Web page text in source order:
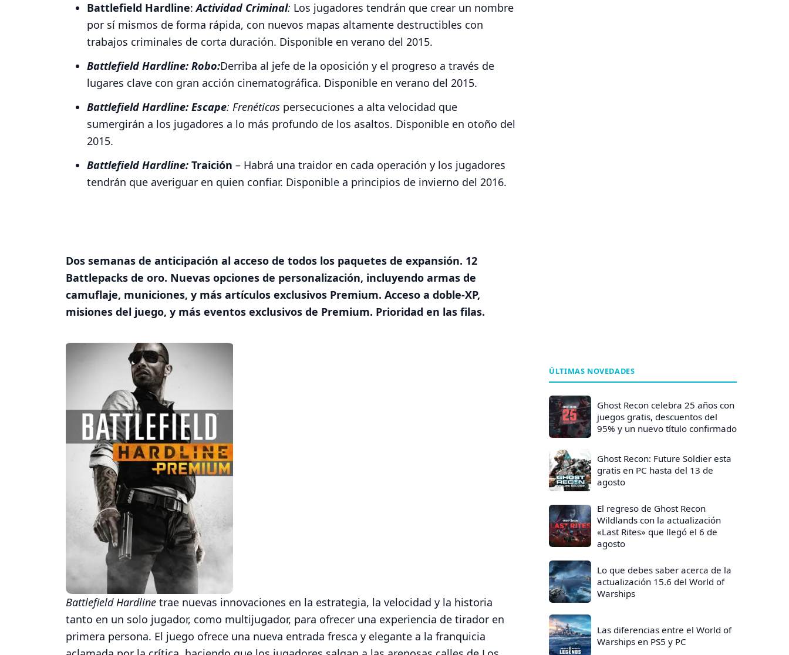
Battlefield Hardline:Actividad Criminal: Los jugadores tendrán que crear un nombre
por sí mismos de forma rápida, con nuevos mapas altamente destructibles con
trabajos criminales de corta duración. Disponible en verano del 2015.
Battlefield Hardline: Robo:Derriba al jefe de la oposición y el progreso a través de
lugares clave con gran acción cinematográfica. Disponible en verano del 2015.
Battlefield Hardline: Escape: Frenéticas persecuciones a alta velocidad que
sumergirán a los jugadores a lo más profundo de los asaltos. Disponible en otoño del
2015.
Battlefield Hardline: Traición – Habrá una traidor en cada operación y los jugadores
tendrán que averiguar en quien confiar. Disponible a principios de invierno del 2016.
Dos semanas de anticipación al acceso de todos los paquetes de expansión. 12
Battlepacks de oro. Nuevas opciones de personalización, incluyendo armas de
camuflaje, municiones, y más artículos exclusivos Premium. Acceso a doble-XP,
misiones del juego, y más eventos exclusivos de Premium. Prioridad en las filas.
Battlefield Hardline trae nuevas innovaciones en la estrategia, la velocidad y la historia
tanto en un solo jugador, como multijugador, para ofrecer una experiencia de tirador en
primera persona. El juego ofrece una nueva entrada fresca y elegante a la franquicia
ÚLTIMAS NOVEDADES
Ghost Recon celebra 25 años con
juegos gratis, descuentos del
95% y un nuevo título confirmado
Ghost Recon: Future Soldier esta
gratis en PC hasta del 13 de
agosto
El regreso de Ghost Recon
Wildlands con la actualización
«Last Rites» que llegó el 6 de
agosto
Lo que debes saber acerca de la
actualización 15.6 del World of
Warships
Las diferencias entre el World of
Warships en PS5 y PC